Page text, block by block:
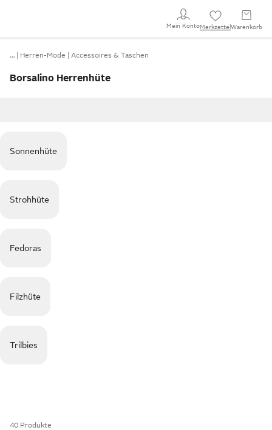
Mein KontoMerkzettel Warenkorb
… Herren-Mode Accessoires & Taschen
Borsalino Herrenhüte
Sonnenhüte
Strohhüte
Fedoras
Filzhüte
Trilbies
40 Produkte